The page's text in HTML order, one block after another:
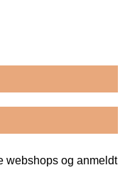
webshops og anmeldt